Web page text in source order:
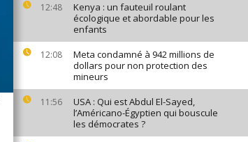
12:48
Kenya : un fauteuil roulant
écologique et abordable pour les
enfants
12:08
Meta condamné à 942 millions de
dollars pour non protection des
mineurs
11:56
USA : Qui est Abdul El-Sayed,
l’Américano-Égyptien qui bouscule
les démocrates ?